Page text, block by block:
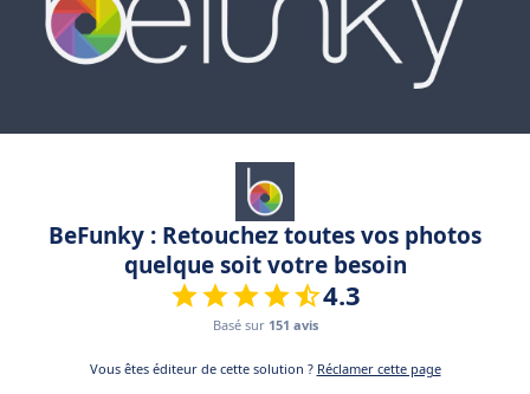
BeFunky : Retouchez toutes vos photos
quelque soit votre besoin
4.3
Basé sur 151 avis
Vous êtes éditeur de cette solution ? Réclamer cette page